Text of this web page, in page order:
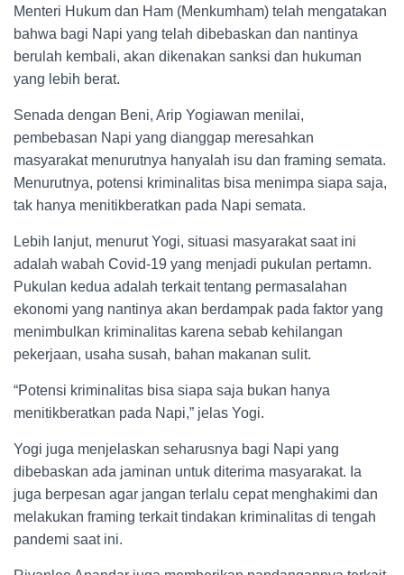
Menteri Hukum dan Ham (Menkumham) telah mengatakan
bahwa bagi Napi yang telah dibebaskan dan nantinya
berulah kembali, akan dikenakan sanksi dan hukuman
yang lebih berat.
Senada dengan Beni, Arip Yogiawan menilai,
pembebasan Napi yang dianggap meresahkan
masyarakat menurutnya hanyalah isu dan framing semata.
Menurutnya, potensi kriminalitas bisa menimpa siapa saja,
tak hanya menitikberatkan pada Napi semata.
Lebih lanjut, menurut Yogi, situasi masyarakat saat ini
adalah wabah Covid-19 yang menjadi pukulan pertamn.
Pukulan kedua adalah terkait tentang permasalahan
ekonomi yang nantinya akan berdampak pada faktor yang
menimbulkan kriminalitas karena sebab kehilangan
pekerjaan, usaha susah, bahan makanan sulit.
“Potensi kriminalitas bisa siapa saja bukan hanya
menitikberatkan pada Napi,” jelas Yogi.
Yogi juga menjelaskan seharusnya bagi Napi yang
dibebaskan ada jaminan untuk diterima masyarakat. Ia
juga berpesan agar jangan terlalu cepat menghakimi dan
melakukan framing terkait tindakan kriminalitas di tengah
pandemi saat ini.